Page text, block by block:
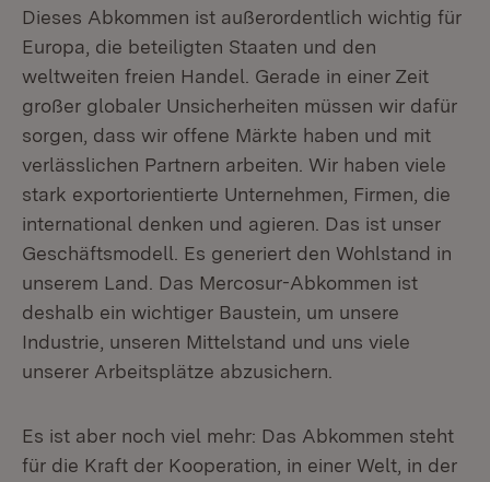
Dieses Abkommen ist außerordentlich wichtig für
Europa, die beteiligten Staaten und den
weltweiten freien Handel. Gerade in einer Zeit
großer globaler Unsicherheiten müssen wir dafür
sorgen, dass wir offene Märkte haben und mit
verlässlichen Partnern arbeiten. Wir haben viele
stark exportorientierte Unternehmen, Firmen, die
international denken und agieren. Das ist unser
Geschäftsmodell. Es generiert den Wohlstand in
unserem Land. Das Mercosur-Abkommen ist
deshalb ein wichtiger Baustein, um unsere
Industrie, unseren Mittelstand und uns viele
unserer Arbeitsplätze abzusichern.
Es ist aber noch viel mehr: Das Abkommen steht
für die Kraft der Kooperation, in einer Welt, in der